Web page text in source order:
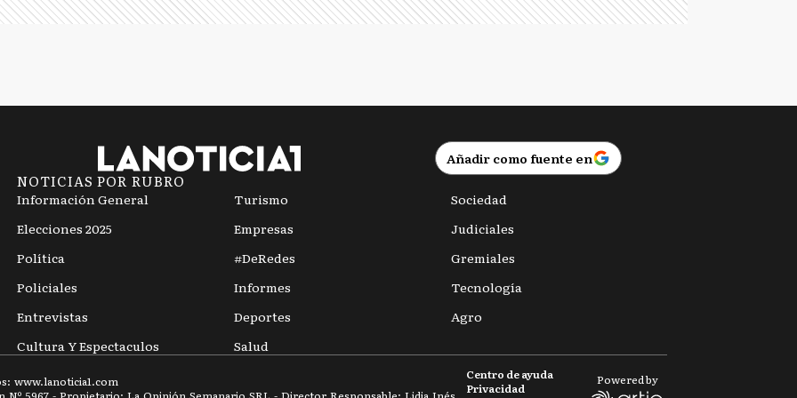
Añadir como fuente en
NOTICIAS POR RUBRO
Información General
Elecciones 2025
Política
Policiales
Entrevistas
Cultura Y Espectaculos
Turismo
Empresas
#DeRedes
Informes
Deportes
Salud
Sociedad
Judiciales
Gremiales
Tecnología
Agro
www.lanoticia1.com
Privacidad
Centro de ayuda Powered by